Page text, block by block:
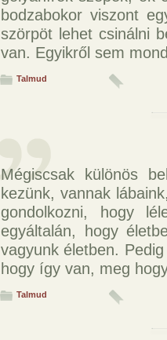
bodzabokor viszont
szörpöt lehet csinálni
van. Egyikről sem
Talmud
Mégiscsak különös
kezünk, vannak
gondolkozni, hogy
egyáltalán, hogy
vagyunk életben.
hogy így van, meg
Talmud